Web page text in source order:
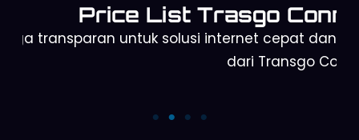
Price List Trasgo
transparan untuk solusi internet cepat dan
dari Transgo